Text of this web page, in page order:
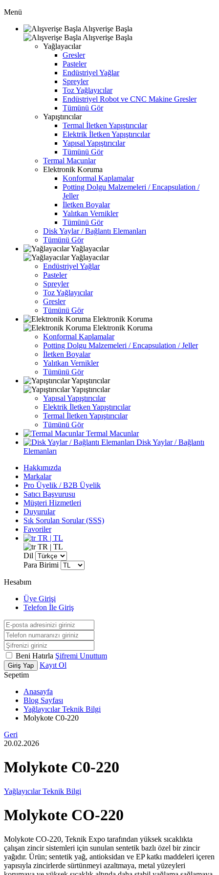
Menü
Alışverişe Başla
Alışverişe Başla
Yağlayacılar
Gresler
Pasteler
Endüstriyel Yağlar
Spreyler
Toz Yağlayıcılar
Endüstriyel Robot ve CNC Makine Gresler
Tümünü Gör
Yapıştırıcılar
Termal İletken Yapıştırıcılar
Elektrik İletken Yapıştırıcılar
Yapısal Yapıştırıcılar
Tümünü Gör
Termal Macunlar
Elektronik Koruma
Konformal Kaplamalar
Potting Dolgu Malzemeleri / Encapsulation /
Jeller
İletken Boyalar
Yalıtkan Vernikler
Tümünü Gör
Disk Yaylar / Bağlantı Elemanları
Tümünü Gör
Yağlayacılar
Yağlayacılar
Endüstriyel Yağlar
Pasteler
Spreyler
Toz Yağlayıcılar
Gresler
Tümünü Gör
Elektronik Koruma
Elektronik Koruma
Konformal Kaplamalar
Potting Dolgu Malzemeleri / Encapsulation / Jeller
İletken Boyalar
Yalıtkan Vernikler
Tümünü Gör
Yapıştırıcılar
Yapıştırıcılar
Yapısal Yapıştırıcılar
Elektrik İletken Yapıştırıcılar
Termal İletken Yapıştırıcılar
Tümünü Gör
Termal Macunlar
Disk Yaylar / Bağlantı
Elemanları
Hakkımızda
Markalar
Pro Üyelik / B2B Üyelik
Satıcı Başvurusu
Müşteri Hizmetleri
Duyurular
Sık Sorulan Sorular (SSS)
Favoriler
TR | TL
TR | TL
Dil
Para Birimi
Hesabım
Üye Girişi
Telefon İle Giriş
Beni Hatırla Şifremi Unuttum
Giriş Yap
Kayıt Ol
Sepetim
Anasayfa
Blog Sayfası
Yağlayıcılar Teknik Bilgi
Molykote C0-220
Geri
20.02.2026
Molykote C0-220
Yağlayıcılar Teknik Bilgi
Molykote CO-220
Molykote CO-220, Teknik Expo tarafından yüksek sıcaklıkta
çalışan zincir sistemleri için sunulan sentetik bazlı özel bir zincir
yağıdır. Ürün; sentetik yağ, antioksidan ve EP katkı maddeleri içeren
yapısıyla zincirlerde sürtünmeyi azaltmaya, metal yüzeyleri